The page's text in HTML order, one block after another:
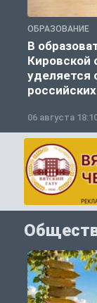
ОБРАЗОВАНИЕ
В
Кировской
уделяется
06 августа